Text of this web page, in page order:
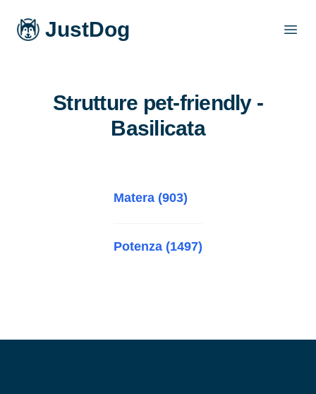
JustDog
Strutture pet-friendly -
Basilicata
Matera (903)
Potenza (1497)